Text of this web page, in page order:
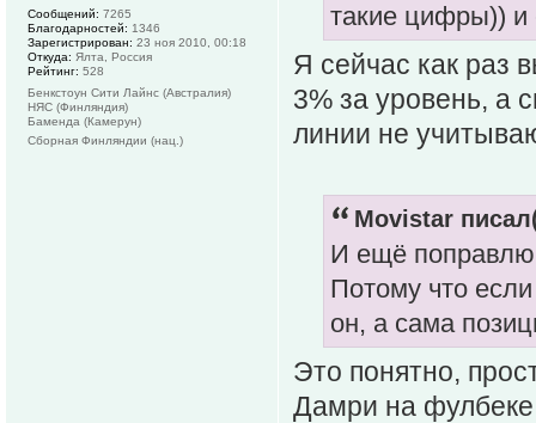
такие цифры)) и
Я сейчас как раз
3% за уровень, а
линии не
Movistar
И ещё поправлю
Потому что
он, а сама
Это понятно,
Дамри на
Сообщений: 7265
Благодарностей: 1346
Зарегистрирован: 23 ноя 2010, 00:18
Откуда: Ялта, Россия
Рейтинг: 528
Бенкстоун Сити Лайнс (Австралия)
НЯС (Финляндия)
Баменда (Камерун)
Сборная Финляндии (нац.)